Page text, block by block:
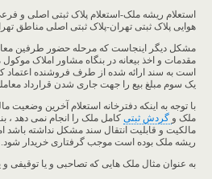
استعلام ریشه ملک-استعلام پلاک ثبتی اصلی و
هوایی پلاک ثبتی تهران-پلاک ثبتی اصلی مناطق
مشکل دیگر اینجاست که مرحله حضور طرفین
مقدمات و اخذ بیعانه در بنگاه مشاور املاک موکول
است به سند ارائه شده از طرف فروشنده اعتماد
یک سوم مبلغ بیع را جهت جاری شدن قرارداد
با توجه به اینکه دفترخانه استعلام آخرین
ملک و گردش ثبتی کامل ملک را انجام نمی دهد ،
مالکیت و قابلیت انتقال سند مشکل نداشته باشد
ریشه ملک بوده است موجب گرفتاری خریدار شود.
به عنوان مثال ملک هایی که تصاحبی و یا توقیفی و